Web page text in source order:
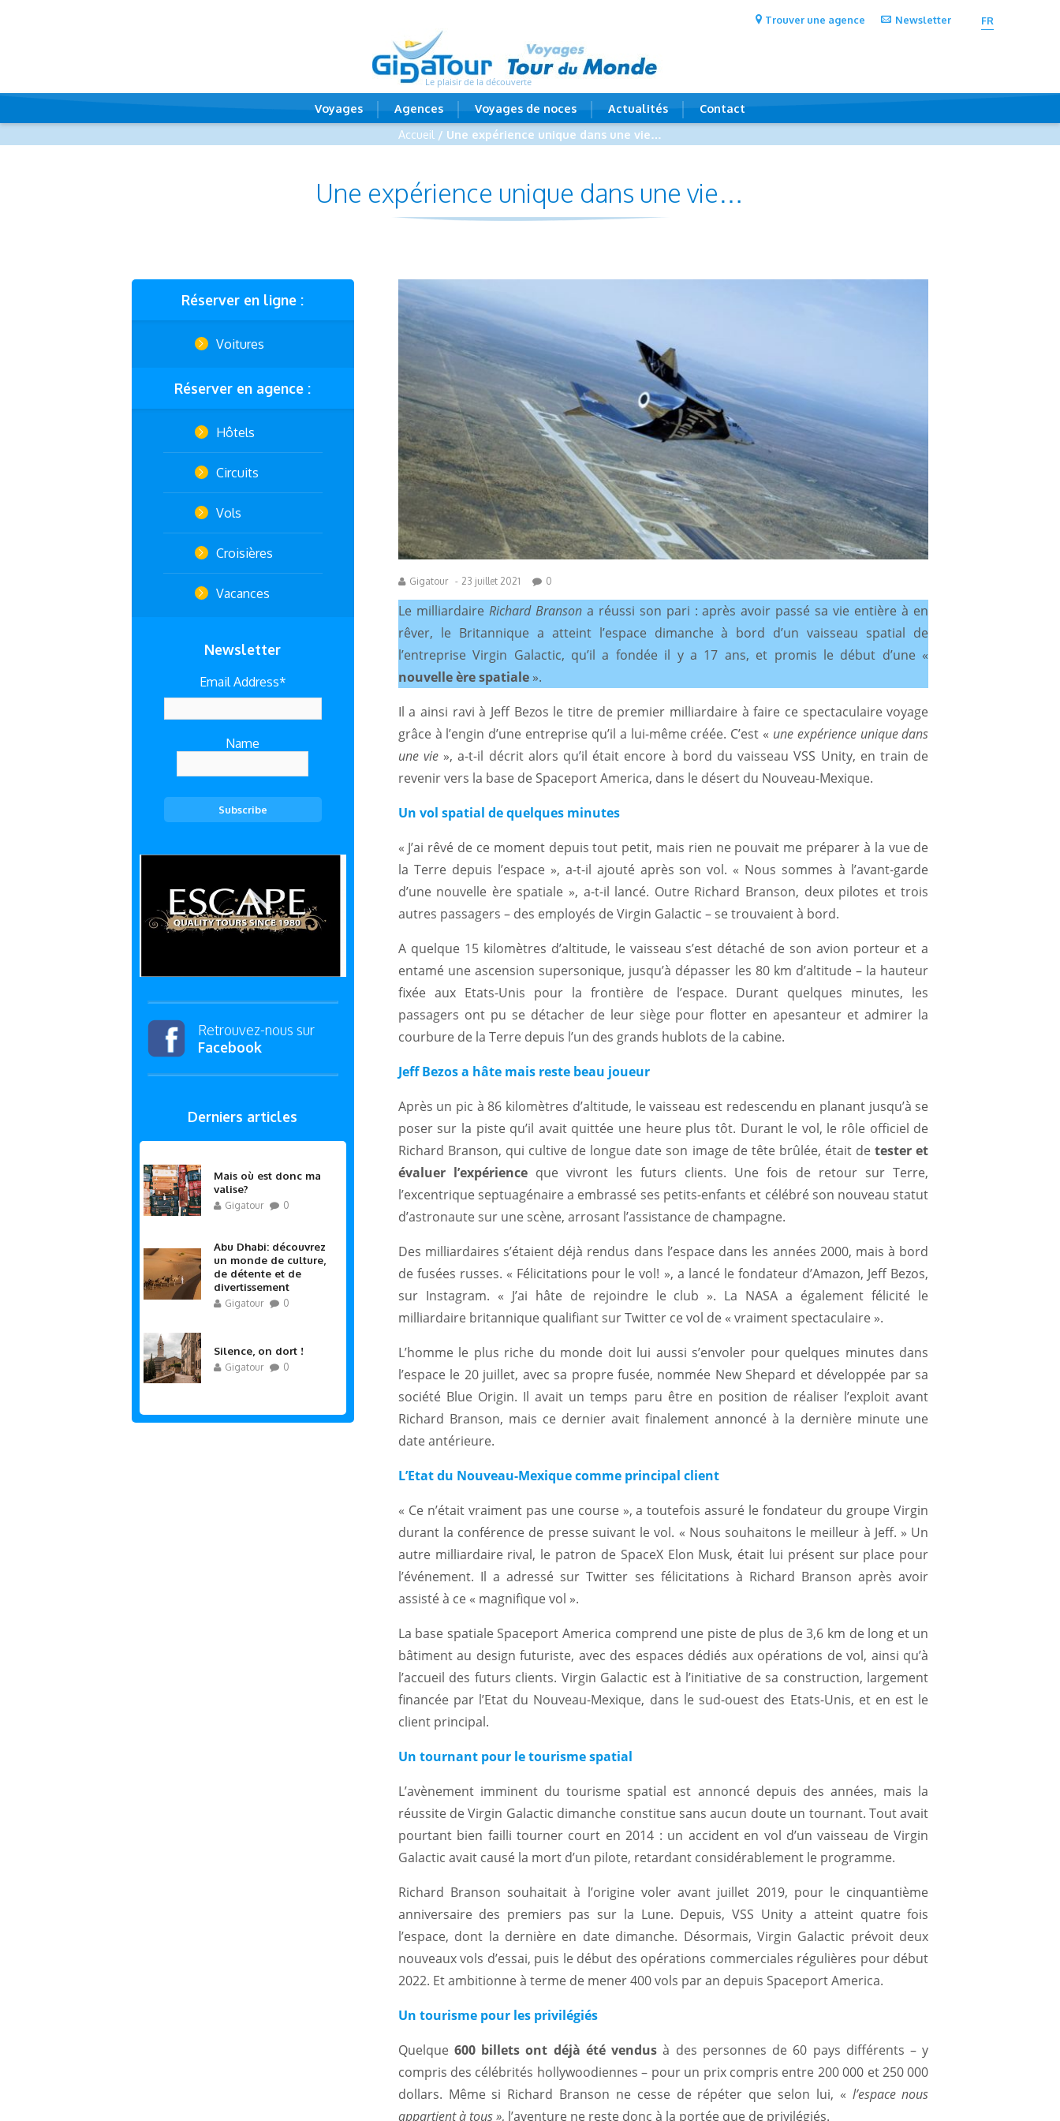
Trouver une agence Newsletter FR
Le plaisir de la découverte
Voyages Agences Voyages de noces Actualités
Contact
Accueil / Une expérience unique dans une vie…
Une expérience unique dans une vie…
Réserver en ligne :
Voitures
Réserver en agence :
Hôtels
Circuits
Vols
Croisières
Vacances
Newsletter
Email Address*
Name
Retrouvez-nous sur
Facebook
Derniers articles
Mais où est donc ma
valise?
Gigatour 0
Abu Dhabi: découvrez
un monde de culture,
de détente et de
divertissement
Gigatour 0
Silence, on dort !
Gigatour 0
Gigatour - 23 juillet 2021 0
Le milliardaire Richard Bransona réussi son pari : après avoir passé sa vie entière à en
rêver, le Britannique a atteint l’espace dimanche à bord d’un vaisseau spatial de
l’entreprise Virgin Galactic, qu’il a fondée il y a 17 ans, et promis le début d’une «
nouvelle ère spatiale».
Il a ainsi ravi à Jeff Bezos le titre de premier milliardaire à faire ce spectaculaire voyage
grâce à l’engin d’une entreprise qu’il a lui-même créée. C’est « une expérience unique dans
une vie», a-t-il décrit alors qu’il était encore à bord du vaisseau VSS Unity, en train de
revenir vers la base de Spaceport America, dans le désert du Nouveau-Mexique.
Un vol spatial de quelques minutes
« J’ai rêvé de ce moment depuis tout petit, mais rien ne pouvait me préparer à la vue de
la Terre depuis l’espace », a-t-il ajouté après son vol. « Nous sommes à l’avant-garde
d’une nouvelle ère spatiale », a-t-il lancé. Outre Richard Branson, deux pilotes et trois
autres passagers – des employés de Virgin Galactic – se trouvaient à bord.
A quelque 15 kilomètres d’altitude, le vaisseau s’est détaché de son avion porteur et a
entamé une ascension supersonique, jusqu’à dépasser les 80 km d’altitude – la hauteur
fixée aux Etats-Unis pour la frontière de l’espace. Durant quelques minutes, les
passagers ont pu se détacher de leur siège pour flotter en apesanteur et admirer la
courbure de la Terre depuis l’un des grands hublots de la cabine.
Jeff Bezos a hâte mais reste beau joueur
Après un pic à 86 kilomètres d’altitude, le vaisseau est redescendu en planant jusqu’à se
poser sur la piste qu’il avait quittée une heure plus tôt. Durant le vol, le rôle officiel de
Richard Branson, qui cultive de longue date son image de tête brûlée, était detester et
évaluer l’expérienceque vivront les futurs clients. Une fois de retour sur Terre,
l’excentrique septuagénaire a embrassé ses petits-enfants et célébré son nouveau statut
d’astronaute sur une scène, arrosant l’assistance de champagne.
Des milliardaires s’étaient déjà rendus dans l’espace dans les années 2000, mais à bord
de fusées russes. « Félicitations pour le vol! », a lancé le fondateur d’Amazon, Jeff Bezos,
sur Instagram. « J’ai hâte de rejoindre le club ». La NASA a également félicité le
milliardaire britannique qualifiant sur Twitter ce vol de « vraiment spectaculaire ».
L’homme le plus riche du monde doit lui aussi s’envoler pour quelques minutes dans
l’espace le 20 juillet, avec sa propre fusée, nommée New Shepard et développée par sa
société Blue Origin. Il avait un temps paru être en position de réaliser l’exploit avant
Richard Branson, mais ce dernier avait finalement annoncé à la dernière minute une
date antérieure.
L’Etat du Nouveau-Mexique comme principal client
« Ce n’était vraiment pas une course », a toutefois assuré le fondateur du groupe Virgin
durant la conférence de presse suivant le vol. « Nous souhaitons le meilleur à Jeff. » Un
autre milliardaire rival, le patron de SpaceX Elon Musk, était lui présent sur place pour
l’événement. Il a adressé sur Twitter ses félicitations à Richard Branson après avoir
assisté à ce « magnifique vol ».
La base spatiale Spaceport America comprend une piste de plus de 3,6 km de long et un
bâtiment au design futuriste, avec des espaces dédiés aux opérations de vol, ainsi qu’à
l’accueil des futurs clients. Virgin Galactic est à l’initiative de sa construction, largement
financée par l’Etat du Nouveau-Mexique, dans le sud-ouest des Etats-Unis, et en est le
client principal.
Un tournant pour le tourisme spatial
L’avènement imminent du tourisme spatial est annoncé depuis des années, mais la
réussite de Virgin Galactic dimanche constitue sans aucun doute un tournant. Tout avait
pourtant bien failli tourner court en 2014 : un accident en vol d’un vaisseau de Virgin
Galactic avait causé la mort d’un pilote, retardant considérablement le programme.
Richard Branson souhaitait à l’origine voler avant juillet 2019, pour le cinquantième
anniversaire des premiers pas sur la Lune. Depuis, VSS Unity a atteint quatre fois
l’espace, dont la dernière en date dimanche. Désormais, Virgin Galactic prévoit deux
nouveaux vols d’essai, puis le début des opérations commerciales régulières pour début
2022. Et ambitionne à terme de mener 400 vols par an depuis Spaceport America.
Un tourisme pour les privilégiés
Quelque 600 billets ont déjà été vendus à des personnes de 60 pays différents – y
compris des célébrités hollywoodiennes – pour un prix compris entre 200 000 et 250 000
dollars. Même si Richard Branson ne cesse de répéter que selon lui, « l’espace nous
appartient à tous », l’aventure ne reste donc à la portée que de privilégiés.